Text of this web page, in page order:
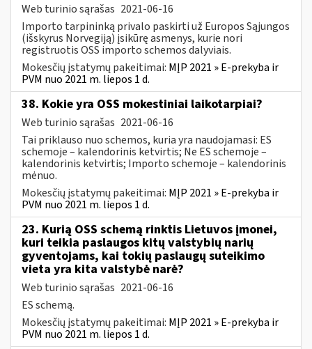
Web turinio sąrašas 2021-06-16
Importo tarpininką privalo paskirti už Europos Sąjungos
(išskyrus Norvegiją) įsikūrę asmenys, kurie nori
registruotis OSS importo schemos dalyviais.
Mokesčių įstatymų pakeitimai: MĮP 2021 » E-prekyba ir
PVM nuo 2021 m. liepos 1 d.
38. Kokie yra OSS mokestiniai laikotarpiai?
Web turinio sąrašas 2021-06-16
Tai priklauso nuo schemos, kuria yra naudojamasi: ES
schemoje – kalendorinis ketvirtis; Ne ES schemoje –
kalendorinis ketvirtis; Importo schemoje – kalendorinis
mėnuo.
Mokesčių įstatymų pakeitimai: MĮP 2021 » E-prekyba ir
PVM nuo 2021 m. liepos 1 d.
23. Kurią OSS schemą rinktis Lietuvos įmonei,
kuri teikia paslaugos kitų valstybių narių
gyventojams, kai tokių paslaugų suteikimo
vieta yra kita valstybė narė?
Web turinio sąrašas 2021-06-16
ES schemą.
Mokesčių įstatymų pakeitimai: MĮP 2021 » E-prekyba ir
PVM nuo 2021 m. liepos 1 d.